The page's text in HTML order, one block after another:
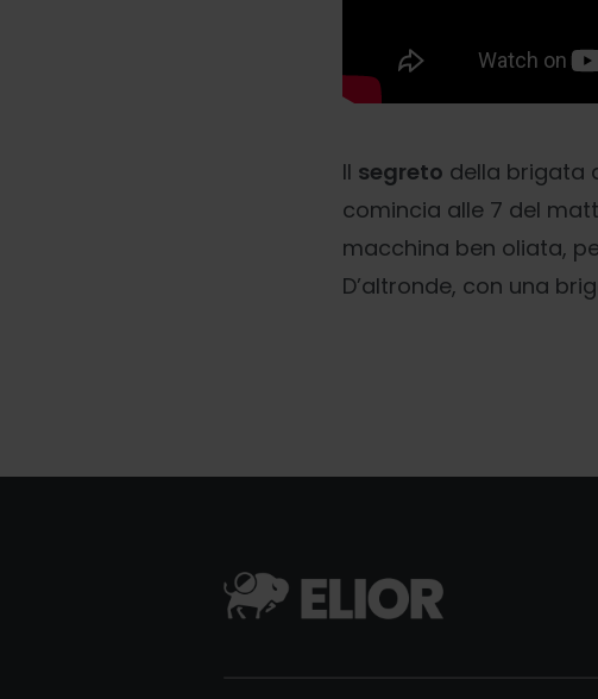
Il segreto della brigata
comincia alle 7 del
macchina ben oliata,
D’altronde, con una